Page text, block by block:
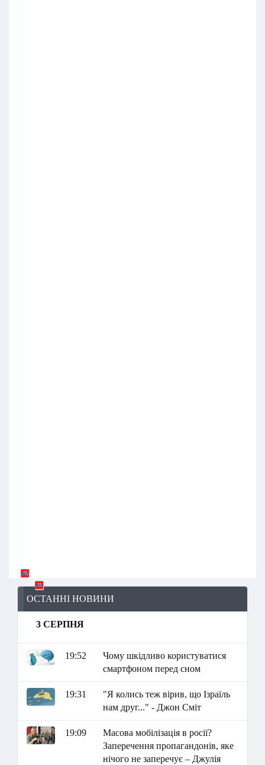
ОСТАННІ НОВИНИ
3 СЕРПНЯ
19:52
Чому шкідливо користуватися
смартфоном перед сном
19:31
"Я колись теж вірив, що Ізраїль
нам друг..." - Джон Сміт
19:09
Масова мобілізація в росії?
Заперечення пропагандонів, яке
нічого не заперечує – Джулія